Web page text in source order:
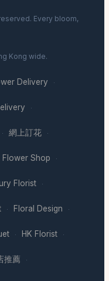
Every bloom,
Kong wide.
Delivery ·
·
· 網上訂花 ·
Flower Shop ·
Florist ·
· Floral Design ·
· HK Florist ·
推薦 ·